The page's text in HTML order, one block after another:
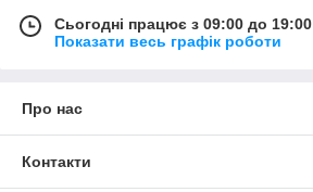
Сьогодні працює з 09:00 до 19:00
Показати весь графік роботи
Про нас
Контакти